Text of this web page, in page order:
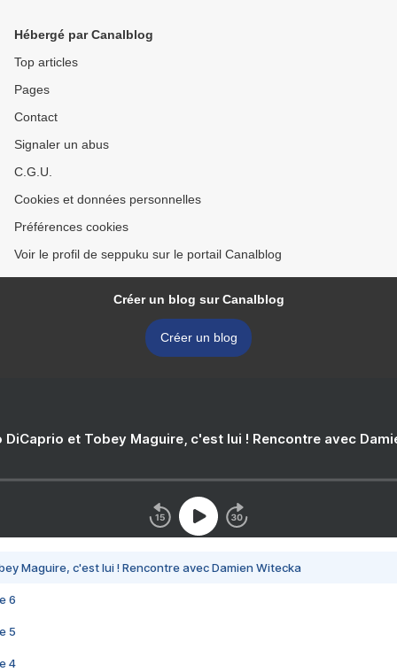
Hébergé par Canalblog
Top articles
Pages
Contact
Signaler un abus
C.G.U.
Cookies et données personnelles
Préférences cookies
Voir le profil de seppuku sur le portail Canalblog
Créer un blog sur Canalblog
Créer un blog
DiCaprio et Tobey Maguire, c'est lui ! Rencontre avec
Maguire, c'est lui ! Rencontre avec Damien Witecka
6
5
4